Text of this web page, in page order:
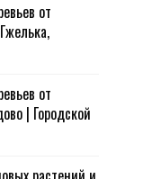
от
от
| Городской